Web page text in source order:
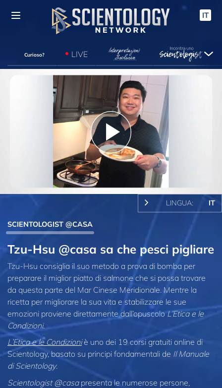
IT
Curioso? LIVE
Play
Video
LINGUA: IT
SCIENTOLOGIST @CASA
Tzu-Hsu @casa sa che pesci pigliare
Tzu-Hsu consiglia il suo metodo a prova di bomba per
preparare il miglior piatto di salmone che si possa trovare
da questa parte del Mar Cinese Meridionale. Mentre la
ricetta per migliorare la sua vita e stabilizzare le sue
emozioni proviene direttamente dall’opuscoloL’Etica e le
Condizioni.
L’Etica e le Condizioniè uno dei 19 corsi gratuiti online di
Scientology, basato su principi fondamentali de Il Manuale
di Scientology.
Scientologist @casapresenta le numerose persone,